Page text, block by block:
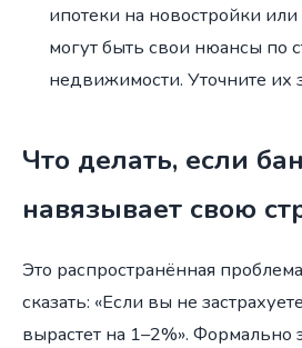
ипотеки на новостройки
могут быть свои нюансы по
недвижимости. Уточните их
Что делать, если
навязывает свою
Это распространённая
сказать: «Если вы не
вырастет на 1–2%». Формально